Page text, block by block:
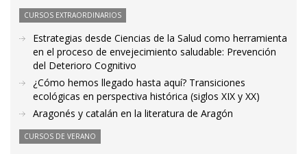
CURSOS EXTRAORDINARIOS
Estrategias desde Ciencias de la Salud como herramienta
en el proceso de envejecimiento saludable: Prevención
del Deterioro Cognitivo
¿Cómo hemos llegado hasta aquí? Transiciones
ecológicas en perspectiva histórica (siglos XIX y XX)
Aragonés y catalán en la literatura de Aragón
CURSOS DE VERANO